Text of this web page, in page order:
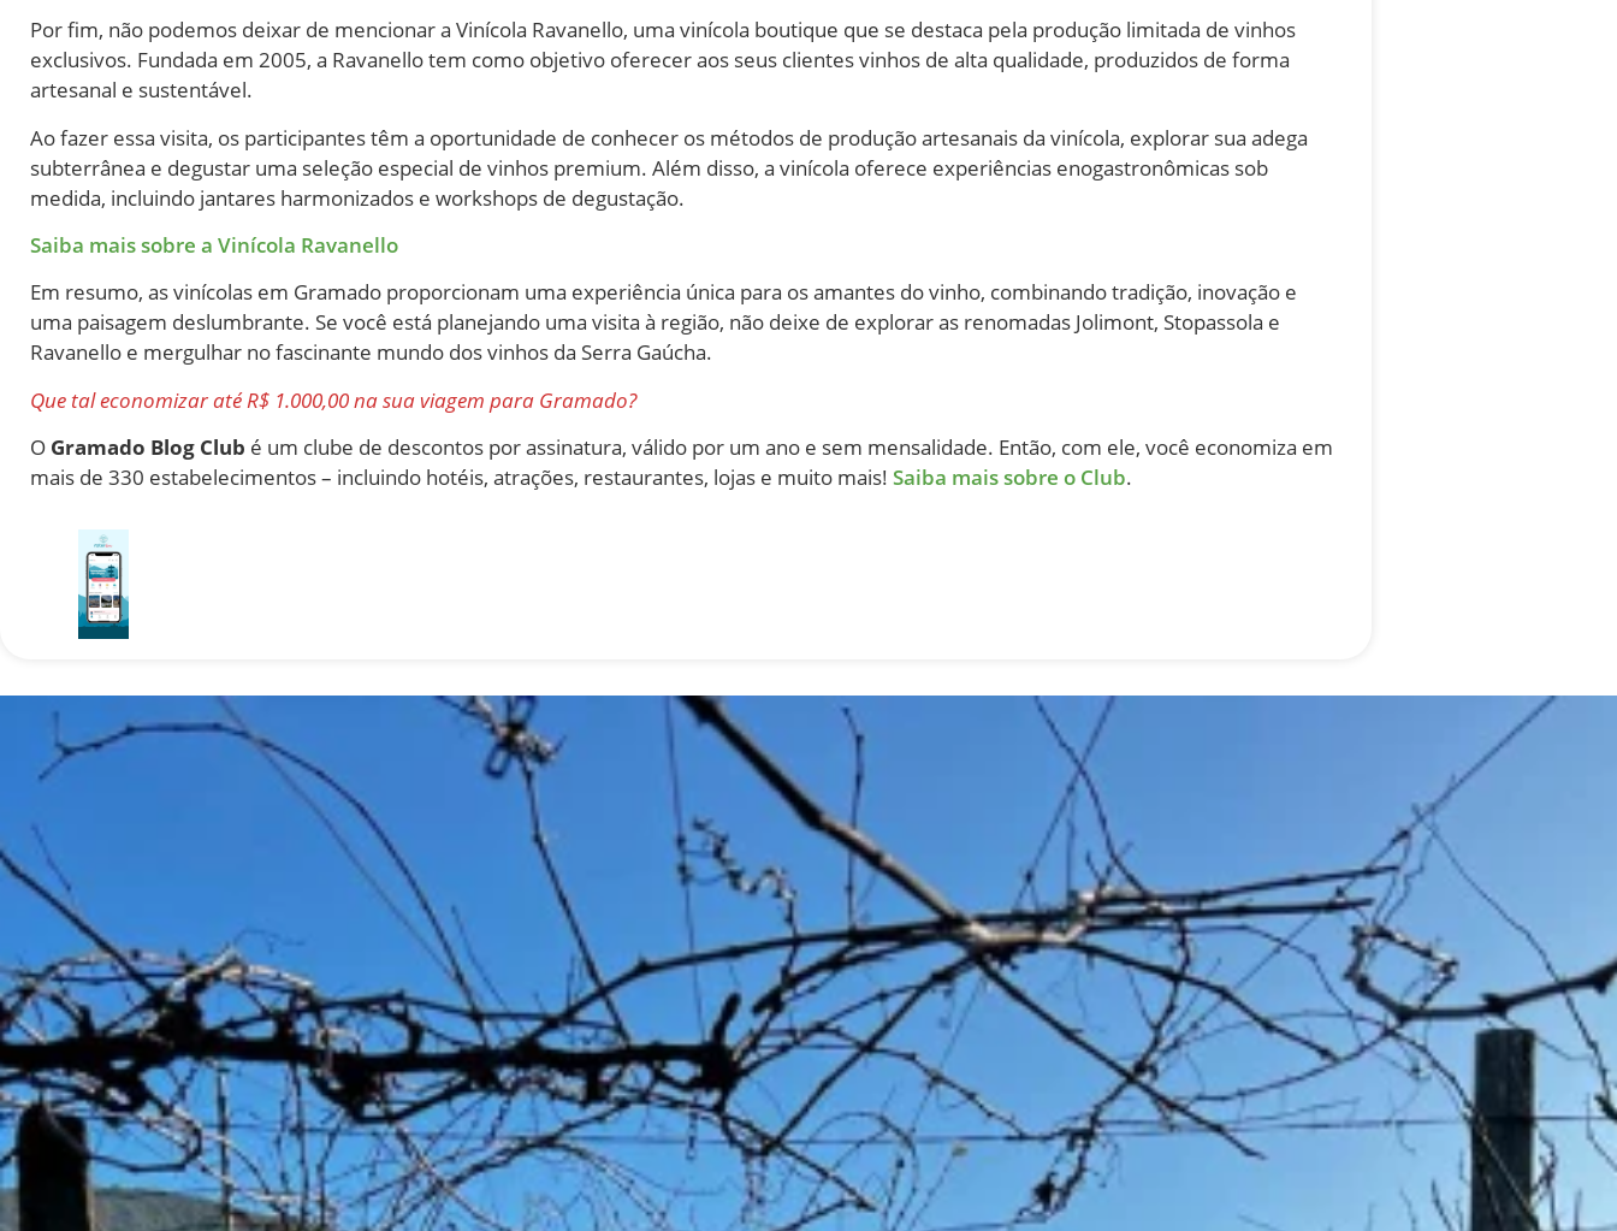
Por fim, não podemos deixar de mencionar a Vinícola Ravanello, uma vinícola boutique que se destaca pela produção limitada de vinhos
exclusivos. Fundada em 2005, a Ravanello tem como objetivo oferecer aos seus clientes vinhos de alta qualidade, produzidos de forma
artesanal e sustentável.
Ao fazer essa visita, os participantes têm a oportunidade de conhecer os métodos de produção artesanais da vinícola, explorar sua adega
subterrânea e degustar uma seleção especial de vinhos premium. Além disso, a vinícola oferece experiências enogastronômicas sob
medida, incluindo jantares harmonizados e workshops de degustação.
Saiba mais sobre a Vinícola Ravanello
Em resumo, as vinícolas em Gramado proporcionam uma experiência única para os amantes do vinho, combinando tradição, inovação e
uma paisagem deslumbrante. Se você está planejando uma visita à região, não deixe de explorar as renomadas Jolimont, Stopassola e
Ravanello e mergulhar no fascinante mundo dos vinhos da Serra Gaúcha.
Que tal economizar até R$ 1.000,00 na sua viagem para Gramado?
O Gramado Blog Club é um clube de descontos por assinatura, válido por um ano e sem mensalidade. Então, com ele, você economiza em
mais de 330 estabelecimentos – incluindo hotéis, atrações, restaurantes, lojas e muito mais! Saiba mais sobre o Club.